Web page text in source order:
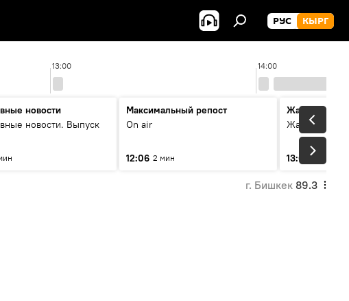
РУС КЫРГ
13:00 14:00
новости
новости. Выпуск
Максимальный репост
On air
12:06 2 мин
Жаңылыктар
13:01 3 мин
г. Бишкек 89.3